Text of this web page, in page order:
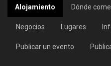
Alojamiento Dónde
Negocios Lugares
Publicar un evento